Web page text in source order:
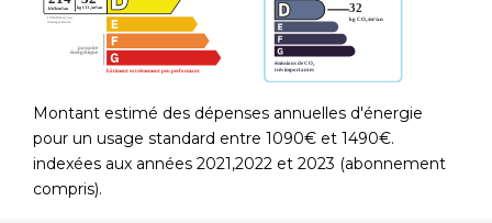
Montant estimé des dépenses annuelles d'énergie
pour un usage standard entre 1090€ et 1490€.
indexées aux années 2021,2022 et 2023 (abonnement
compris).